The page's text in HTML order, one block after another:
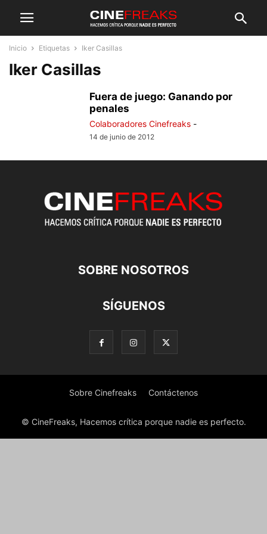
Inicio Etiquetas Iker Casillas
Iker Casillas
Fuera de juego: Ganando por
penales
Colaboradores Cinefreaks -
14 de junio de 2012
SOBRE NOSOTROS
SÍGUENOS
Sobre Cinefreaks Contáctenos
© CineFreaks, Hacemos crítica porque nadie es perfecto.